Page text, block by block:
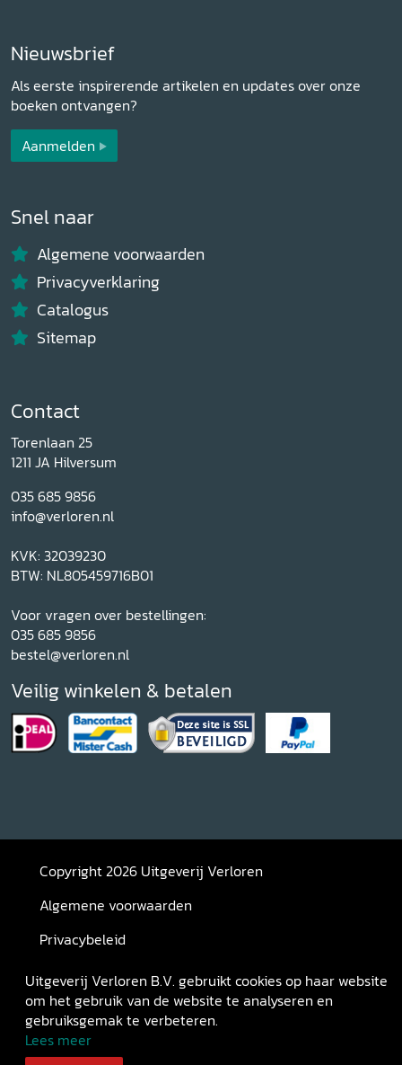
Nieuwsbrief
Als eerste inspirerende artikelen en updates over onze
boeken ontvangen?
Aanmelden
Snel naar
Algemene voorwaarden
Privacyverklaring
Catalogus
Sitemap
Contact
Torenlaan 25
1211 JA Hilversum
035 685 9856
info@verloren.nl
KVK: 32039230
BTW: NL805459716B01
Voor vragen over bestellingen:
035 685 9856
bestel@verloren.nl
Veilig winkelen & betalen
Copyright 2026 Uitgeverij Verloren
Algemene voorwaarden
Privacybeleid
Retourneren
Uitgeverij Verloren B.V. gebruikt cookies op haar website
om het gebruik van de website te analyseren en
gebruiksgemak te verbeteren.
Lees meer